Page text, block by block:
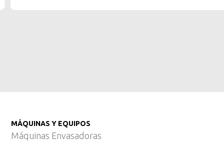
MÁQUINAS Y EQUIPOS
Máquinas Envasadoras